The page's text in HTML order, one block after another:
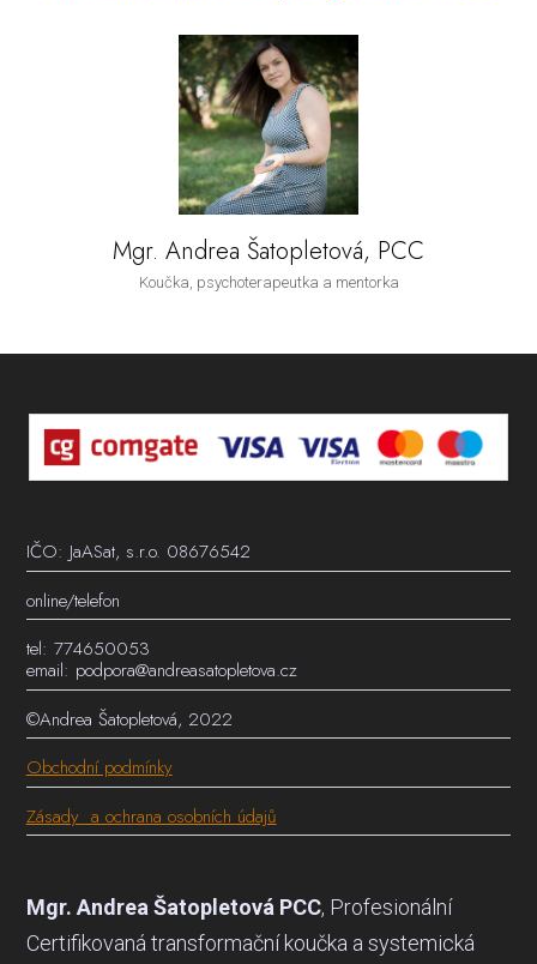
Mgr. Andrea Šatopletová, PCC
Koučka, psychoterapeutka a mentorka
IČO: JaASat, s.r.o. 08676542
online/telefon
tel: 774650053
email: podpora@andreasatopletova.cz
©Andrea Šatopletová, 2022
Obchodní podmínky
Zásady a ochrana osobních údajů
Mgr. Andrea Šatopletová PCC, Profesionální
Certifikovaná transformační koučka a systemická